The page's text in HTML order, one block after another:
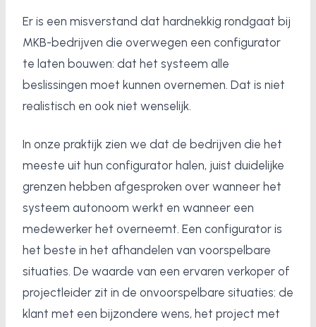
Er is een misverstand dat hardnekkig rondgaat bij
MKB-bedrijven die overwegen een configurator
te laten bouwen: dat het systeem alle
beslissingen moet kunnen overnemen. Dat is niet
realistisch en ook niet wenselijk.
In onze praktijk zien we dat de bedrijven die het
meeste uit hun configurator halen, juist duidelijke
grenzen hebben afgesproken over wanneer het
systeem autonoom werkt en wanneer een
medewerker het overneemt. Een configurator is
het beste in het afhandelen van voorspelbare
situaties. De waarde van een ervaren verkoper of
projectleider zit in de onvoorspelbare situaties: de
klant met een bijzondere wens, het project met